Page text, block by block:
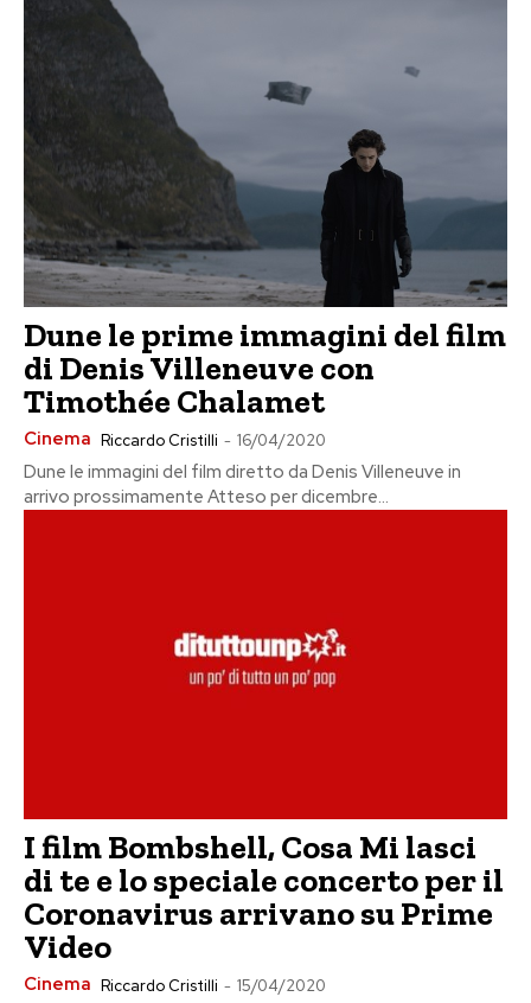
Dune le prime immagini del film
di Denis Villeneuve con
Timothée Chalamet
Cinema Riccardo Cristilli - 16/04/2020
Dune le immagini del film diretto da Denis Villeneuve in
arrivo prossimamente Atteso per dicembre...
I film Bombshell, Cosa Mi lasci
di te e lo speciale concerto per il
Coronavirus arrivano su Prime
Video
Cinema Riccardo Cristilli - 15/04/2020